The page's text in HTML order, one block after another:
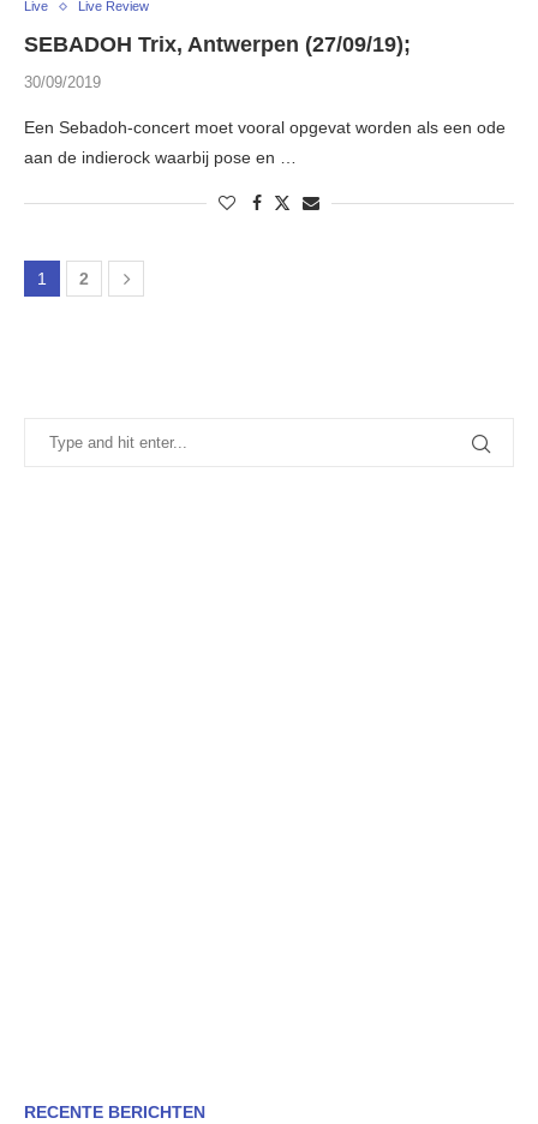
Live Live Review
SEBADOH Trix, Antwerpen (27/09/19);
30/09/2019
Een Sebadoh-concert moet vooral opgevat worden als een ode
aan de indierock waarbij pose en …
1 2
RECENTE BERICHTEN